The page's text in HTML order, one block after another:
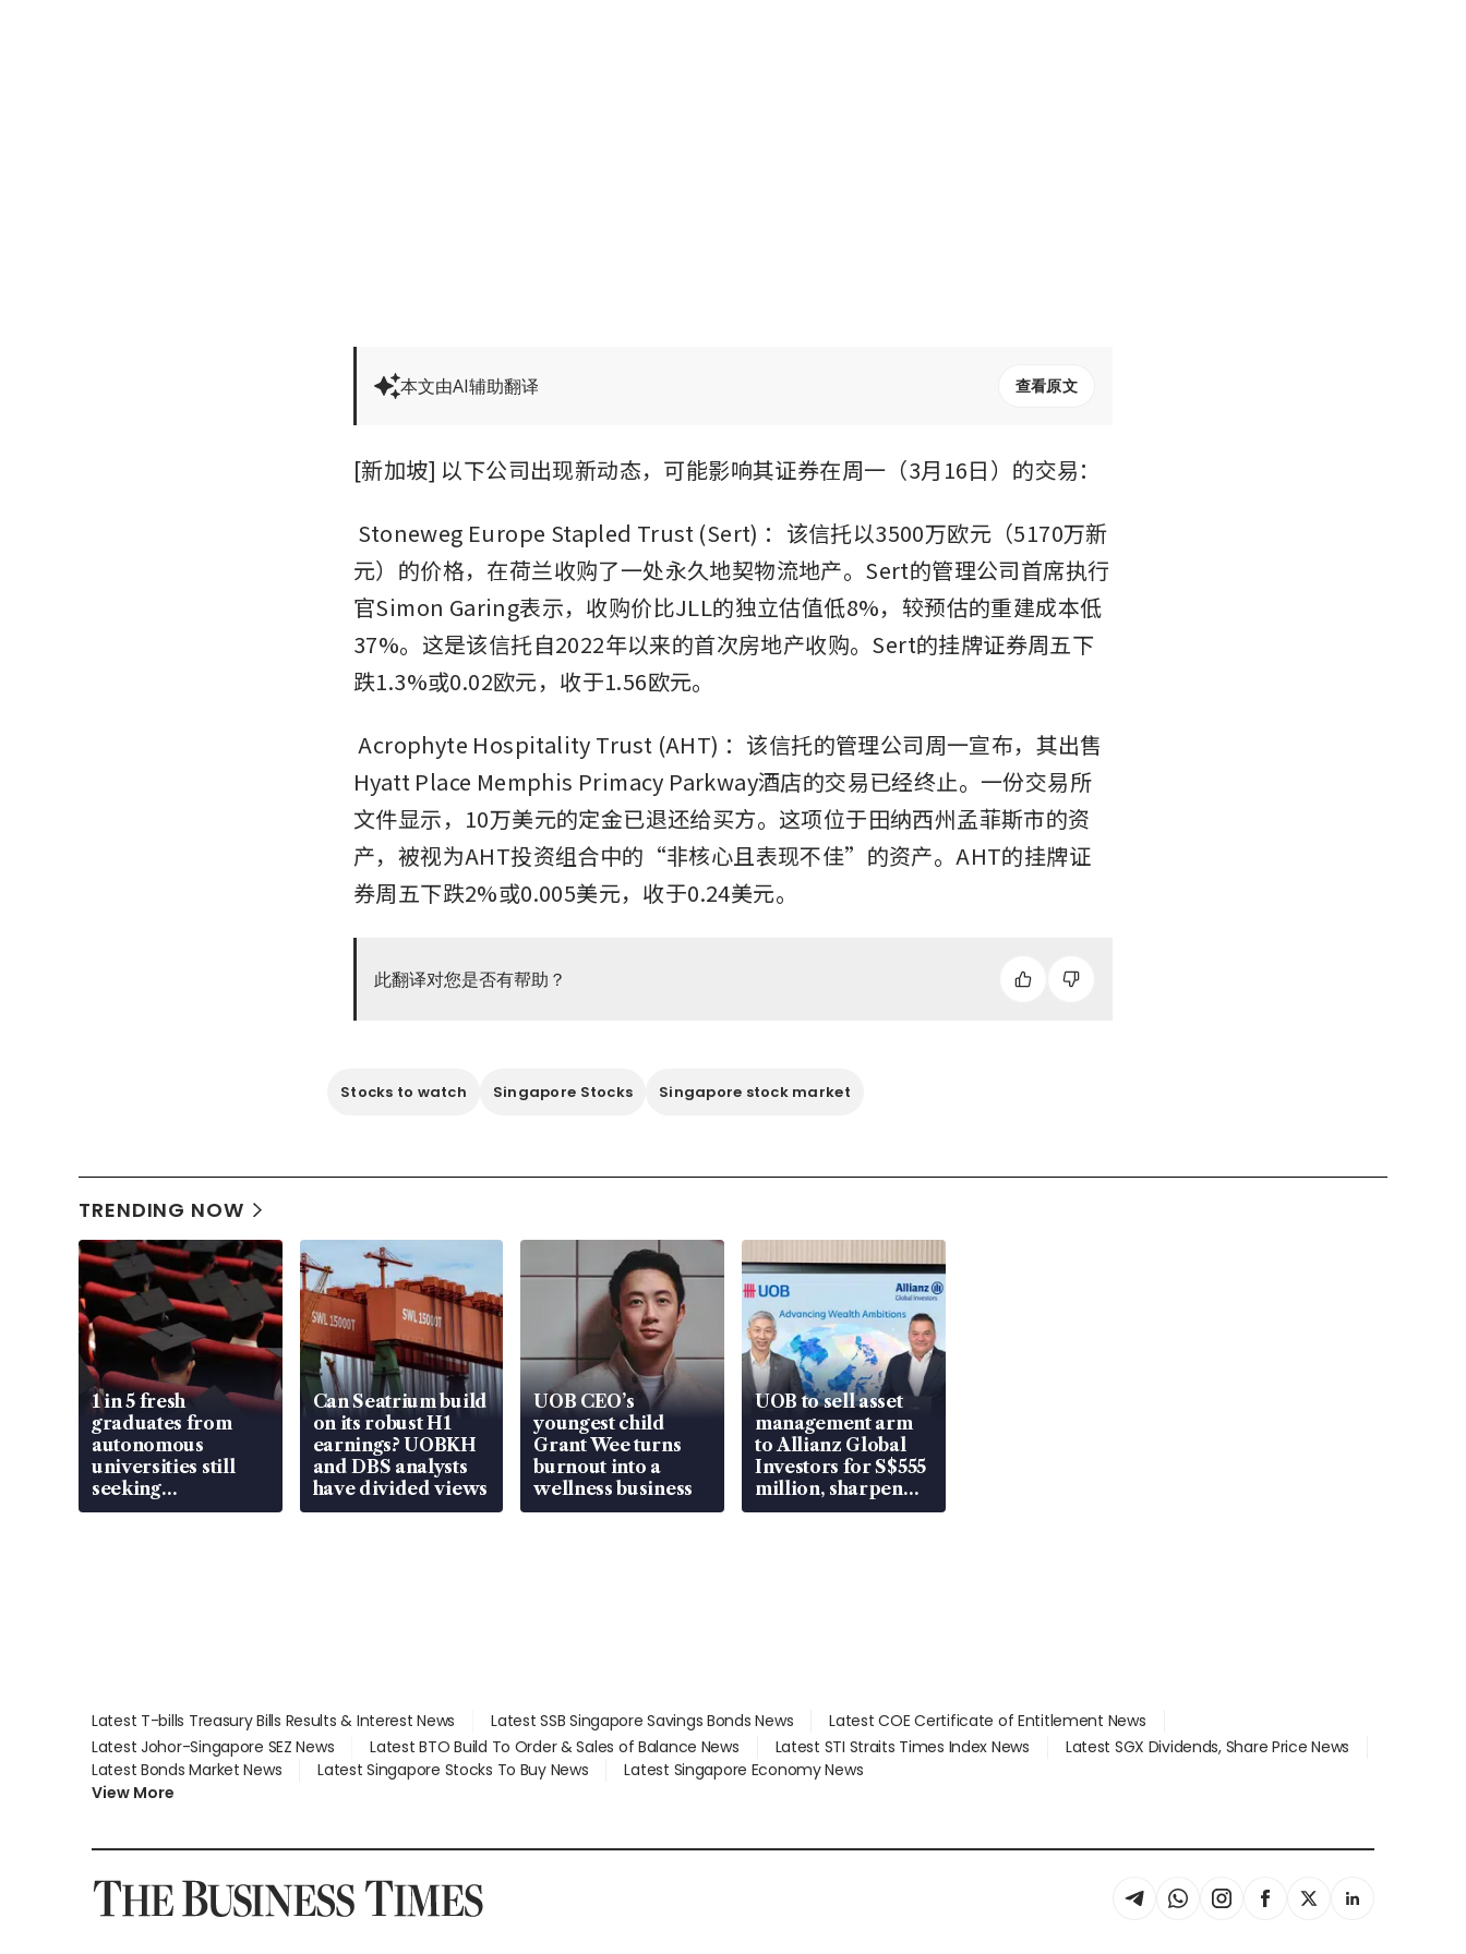
本文由AI辅助翻译 查看原文
[新加坡] 以下公司出现新动态，可能影响其证券在周一（3月16日）的交易：
Stoneweg Europe Stapled Trust (Sert) ：该信托以3500万欧元（5170万新
元）的价格，在荷兰收购了一处永久地契物流地产。Sert的管理公司首席执行
官Simon Garing表示，收购价比JLL的独立估值低8%，较预估的重建成本低
37%。这是该信托自2022年以来的首次房地产收购。Sert的挂牌证券周五下
跌1.3%或0.02欧元，收于1.56欧元。
Acrophyte Hospitality Trust (AHT) ：该信托的管理公司周一宣布，其出售
Hyatt Place Memphis Primacy Parkway酒店的交易已经终止。一份交易所
文件显示，10万美元的定金已退还给买方。这项位于田纳西州孟菲斯市的资
产，被视为AHT投资组合中的“非核心且表现不佳”的资产。AHT的挂牌证
券周五下跌2%或0.005美元，收于0.24美元。
此翻译对您是否有帮助？
Stocks to watch Singapore Stocks Singapore stock market
TRENDING NOW
1 in 5 fresh
graduates from
autonomous
universities still
seeking
employment: MOM
Can Seatrium build
on its robust H1
earnings? UOBKH
and DBS analysts
have divided views
UOB CEO’s
youngest child
Grant Wee turns
burnout into a
wellness business
UOB to sell asset
management arm
to Allianz Global
Investors for S$555
million, sharpen
wealth advisory
Latest T-bills Treasury Bills Results & Interest News Latest SSB Singapore Savings Bonds News
Latest COE Certificate of Entitlement News
Latest Johor-Singapore SEZ News
Latest BTO Build To Order & Sales of Balance News Latest STI Straits Times Index News
Latest SGX Dividends, Share Price News
Latest Bonds Market News
Latest Singapore Stocks To Buy News
Latest Singapore Economy News
View More